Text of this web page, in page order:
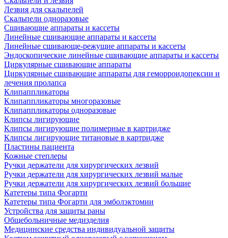
Лезвия для скальпелей
Скальпели одноразовые
Сшивающие аппараты и кассеты
Линейные сшивающие аппараты и кассеты
Линейные сшивающе-режущие аппараты и кассеты
Эндоскопические линейные сшивающие аппараты и кассеты
Циркулярные сшивающие аппараты
Циркулярные сшивающие аппараты для геморроидопексии и
лечения пролапса
Клипаппликаторы
Клипаппликаторы многоразовые
Клипаппликаторы одноразовые
Клипсы лигирующие
Клипсы лигирующие полимерные в картридже
Клипсы лигирующие титановые в картридже
Пластины пациента
Кожные степлеры
Ручки держатели для хирургических лезвий
Ручки держатели для хирургических лезвий малые
Ручки держатели для хирургических лезвий большие
Катетеры типа Фогарти
Катетеры типа Фогарти для эмболэктомии
Устройства для защиты раны
Общебольничные медизделия
Медицинские средства индивидуальной защиты